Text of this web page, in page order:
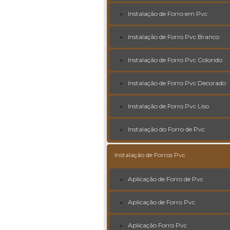
Instalação de Forro em Pvc
Instalação de Forro Pvc Branco
Instalação de Forro Pvc Colorido
Instalação de Forro Pvc Decorado
Instalação de Forro Pvc Liso
Instalação do Forro de Pvc
Instalação de Forros Pvc
Aplicação de Forro de Pvc
Aplicação de Forro Pvc
Aplicação Forro Pvc